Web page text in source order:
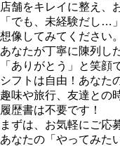
店舗をキレイに整え、
「でも、未経験だし…
想像してみてください。
あなたが丁寧に陳列し
「ありがとう」と笑顔
シフトは自由！あなた
趣味や旅行、友達との
履歴書は不要です！
まずは、お気軽にご応
あなたの「やってみた